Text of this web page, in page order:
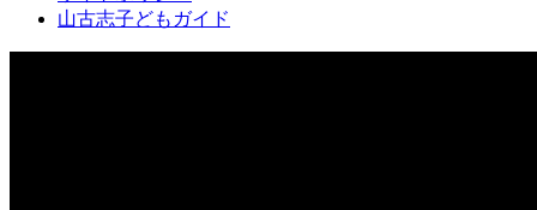
山古志子どもガイド